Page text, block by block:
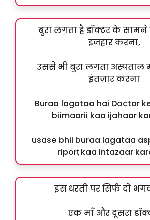
बुरा लगता है डॉक्टर के सामने
इजहार करना,
उससे भी बुरा लगता अस्पताल में
इंतज़ार करना
Buraa lagataa hai Doctor
biimaarii kaa ijahaar
usase bhii buraa lagataa
riporṭ kaa intazaar
इस धरती पर सिर्फ दो
एक माँ और दूसरा